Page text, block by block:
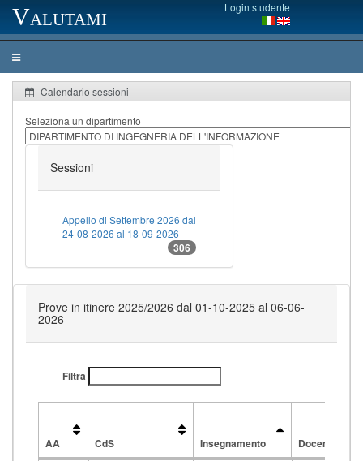
Valutami Login studente
Calendario sessioni
Seleziona un dipartimento
Sessioni
Appello di Settembre 2026 dal
24-08-2026 al 18-09-2026
306
Prove in itinere 2025/2026 dal 01-10-2025 al 06-06-
2026
Filtra
AA CdS Insegnamento
Docente